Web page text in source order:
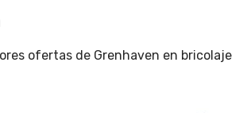
ofertas de Grenhaven en bricolaje